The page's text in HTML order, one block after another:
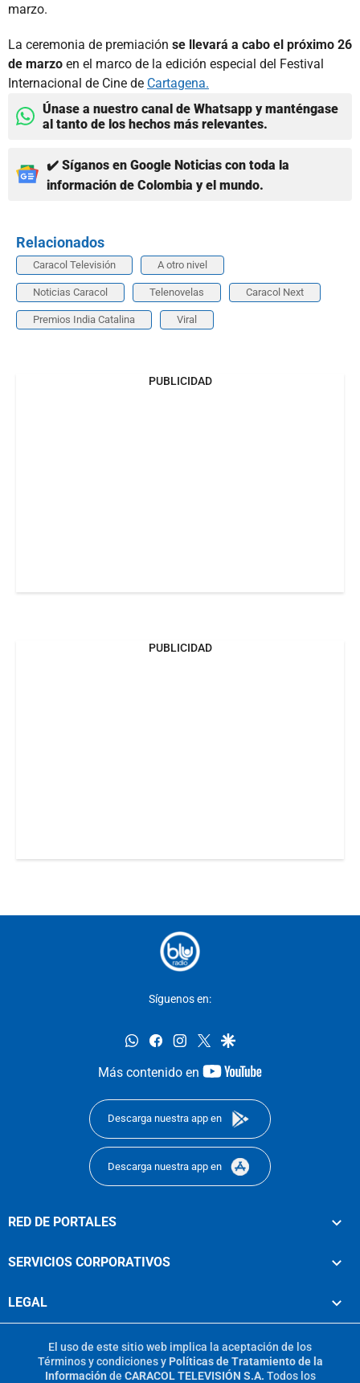
marzo.
La ceremonia de premiación se llevará a cabo el próximo 26
de marzo en el marco de la edición especial del Festival
Internacional de Cine de Cartagena.
Únase a nuestro canal de Whatsapp y manténgase
al tanto de los hechos más relevantes.
✔️ Síganos en Google Noticias con toda la
información de Colombia y el mundo.
Relacionados
Caracol Televisión A otro nivel
Noticias Caracol Telenovelas Caracol Next
Premios India Catalina Viral
PUBLICIDAD
PUBLICIDAD
Síguenos en:
whatsappfacebookinstagram
twittergoogle
Más contenido en
youtube-
Descarga nuestra app en
Descarga nuestra app en
RED DE PORTALES
SERVICIOS CORPORATIVOS
LEGAL
El uso de este sitio web implica la aceptación de los
Términos y condicionesy Políticas de Tratamiento de la
Información de CARACOL TELEVISIÓN S.A. Todos los